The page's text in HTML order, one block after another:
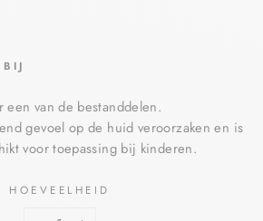
van de bestanddelen.
gevoel op de huid veroorzaken en is
voor toepassing bij kinderen.
HOEVEELHEID